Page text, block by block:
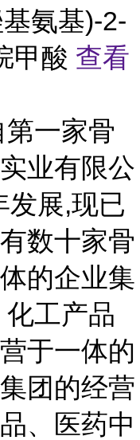
氨基)-2-
甲酸 查看
一家骨
业有限公
发展,现已
数十家骨
的企业集
工产品
于一体的
团的经营
、医药中